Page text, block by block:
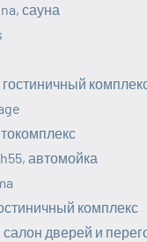
сауна
автомойка
комплекс
салон дверей и